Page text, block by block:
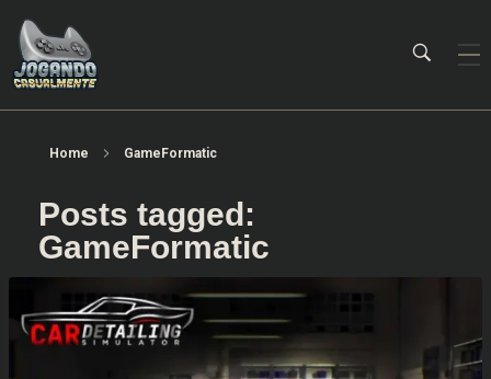
Home GameFormatic
Posts tagged:
GameFormatic